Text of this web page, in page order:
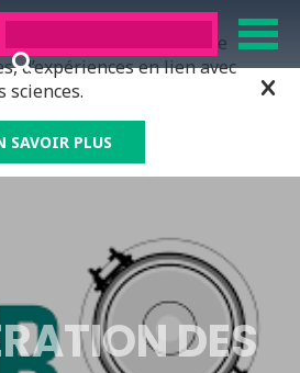
à tous ceux qui ont soif de
d’expériences en lien avec
sciences.
SAVOIR PLUS
DES